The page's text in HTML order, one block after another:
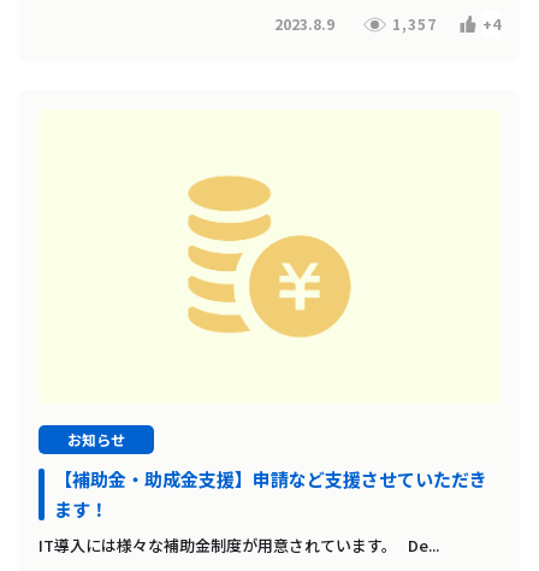
2023.8.9 1,357 +4
お知らせ
【補助金・助成金支援】申請など支援させていただき
ます！
IT導入には様々な補助金制度が用意されています。 De...